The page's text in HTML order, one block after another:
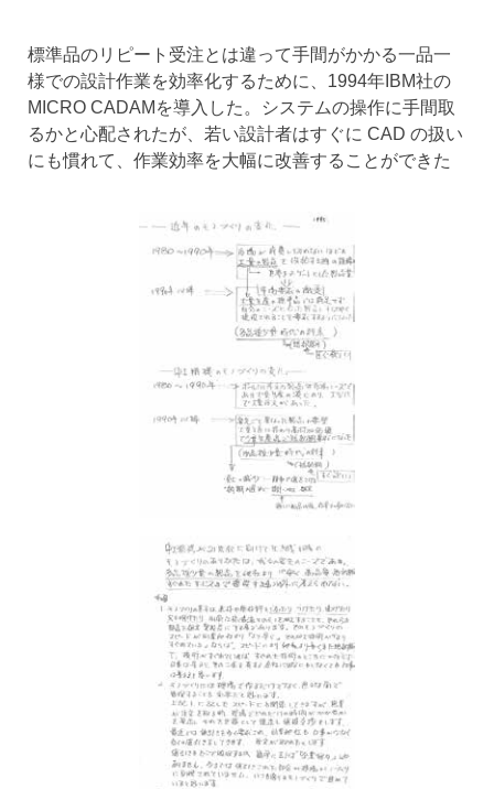
標準品のリピート受注とは違って手間がかかる一品一
様での設計作業を効率化するために、1994年IBM社の
MICRO CADAMを導入した。システムの操作に手間取
るかと心配されたが、若い設計者はすぐに CAD の扱い
にも慣れて、作業効率を大幅に改善することができた